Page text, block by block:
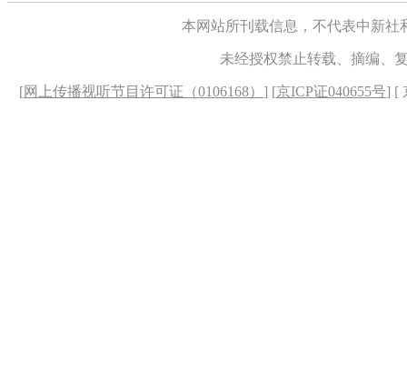
本网站所刊载信息，不代表中新
未经授权禁止转载、摘编、
[网上传播视听节目许可证（0106168） ] [京ICP证040655号] [